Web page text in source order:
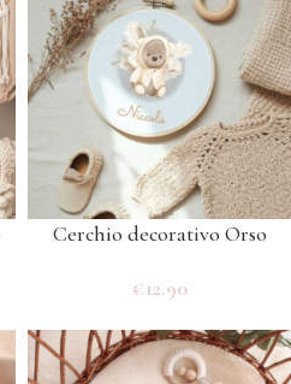
Cerchio decorativo Orso
€12.90